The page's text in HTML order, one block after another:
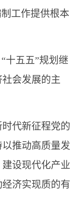
工作提供根本
五五”规划继
会发展的主
代新征程党的
推动高质量发
设现代化产业
济实现质的有